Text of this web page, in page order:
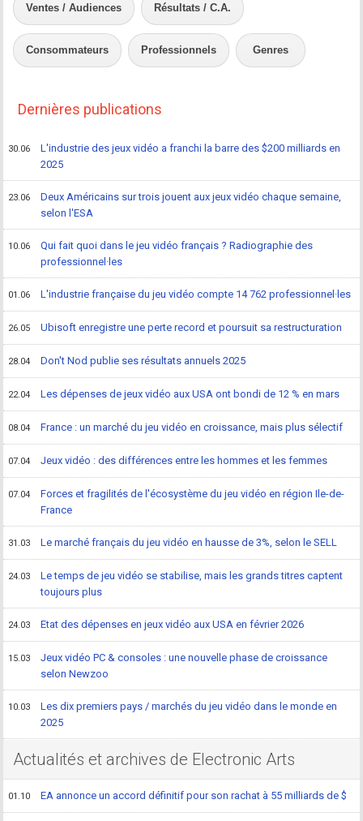
Ventes / Audiences Résultats / C.A.
Consommateurs Professionnels Genres
Dernières publications
30.06
L'industrie des jeux vidéo a franchi la barre des $200 milliards en
2025
23.06
Deux Américains sur trois jouent aux jeux vidéo chaque semaine,
selon l'ESA
10.06
Qui fait quoi dans le jeu vidéo français ? Radiographie des
professionnel·les
01.06 L'industrie française du jeu vidéo compte 14 762 professionnel·les
26.05 Ubisoft enregistre une perte record et poursuit sa restructuration
28.04 Don't Nod publie ses résultats annuels 2025
22.04 Les dépenses de jeux vidéo aux USA ont bondi de 12 % en mars
08.04 France : un marché du jeu vidéo en croissance, mais plus sélectif
07.04 Jeux vidéo : des différences entre les hommes et les femmes
07.04
Forces et fragilités de l'écosystème du jeu vidéo en région Ile-de-
France
31.03 Le marché français du jeu vidéo en hausse de 3%, selon le SELL
24.03
Le temps de jeu vidéo se stabilise, mais les grands titres captent
toujours plus
24.03 Etat des dépenses en jeux vidéo aux USA en février 2026
15.03
Jeux vidéo PC & consoles : une nouvelle phase de croissance
selon Newzoo
10.03
Les dix premiers pays / marchés du jeu vidéo dans le monde en
2025
Actualités et archives de Electronic Arts
01.10 EA annonce un accord définitif pour son rachat à 55 milliards de $